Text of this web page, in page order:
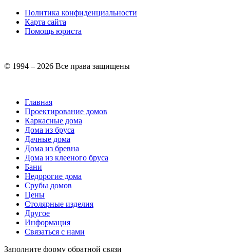
Политика конфиденциальности
Карта сайта
Помощь юриста
© 1994 – 2026 Все права защищены
Главная
Проектирование домов
Каркасные дома
Дома из бруса
Дачные дома
Дома из бревна
Дома из клееного бруса
Бани
Недорогие дома
Срубы домов
Цены
Столярные изделия
Другое
Информация
Связаться с нами
Заполните форму обратной связи